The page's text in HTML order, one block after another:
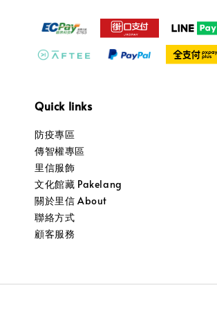
Quick links
防疫專區
傳智權專區
里信服飾
文化館藏 Pakelang
關於里信 About
聯絡方式
顧客服務